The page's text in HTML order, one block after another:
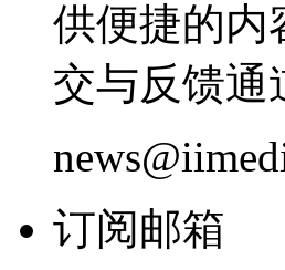
供便捷的内
交与反馈通
订阅邮箱